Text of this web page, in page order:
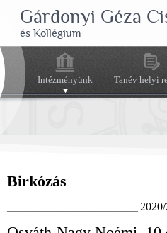
Gárdonyi Géza
és Kollégium
Intézményünk Tanév helyi
Birkózás